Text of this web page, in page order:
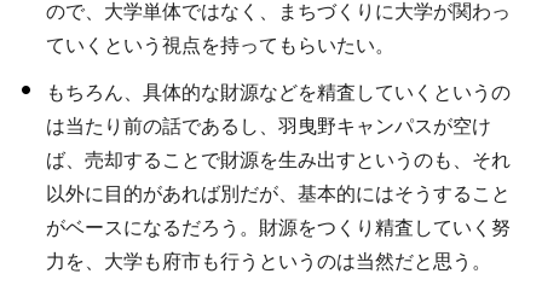
ので、大学単体ではなく、まちづくりに大学が関わっ
ていくという視点を持ってもらいたい。
もちろん、具体的な財源などを精査していくというの
は当たり前の話であるし、羽曳野キャンパスが空け
ば、売却することで財源を生み出すというのも、それ
以外に目的があれば別だが、基本的にはそうすること
がベースになるだろう。財源をつくり精査していく努
力を、大学も府市も行うというのは当然だと思う。